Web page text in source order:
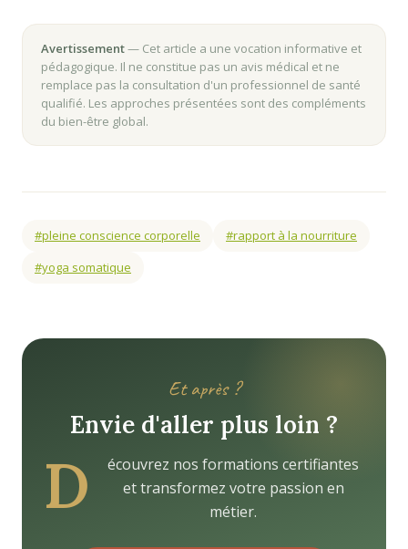
Avertissement— Cet article a une vocation informative et
pédagogique. Il ne constitue pas un avis médical et ne
remplace pas la consultation d'un professionnel de santé
qualifié. Les approches présentées sont des compléments
du bien-être global.
#pleine conscience corporelle
#rapport à la nourriture
#yoga somatique
Et après ?
Envie d'aller plus loin ?
D
écouvrez nos formations certifiantes
et transformez votre passion en
métier.